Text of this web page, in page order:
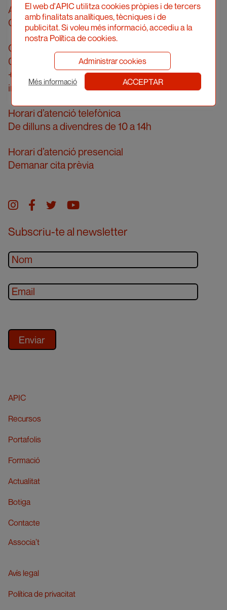
Associació Professional d’Il·lustradors de
Catalunya
Carrer Londres, 96, pral. 2a
08036 Barcelona
+34 934 161 474
info@apic.cat
Horari d’atenció telefònica
De dilluns a divendres de 10 a 14h
Horari d’atenció presencial
Demanar cita prèvia
Instagram
facebook
twitteryoutube
Subscriu-te al newsletter
APIC
Recursos
Portafolis
Formació
Actualitat
Botiga
Contacte
Associa’t
Avís legal
Política de privacitat
El web d'APIC utilitza cookies pròpies i de tercers
amb finalitats analítiques, tècniques i de
publicitat. Si voleu més informació, accediu a la
nostra Política de cookies.
Administrar cookies
Més informació ACCEPTAR